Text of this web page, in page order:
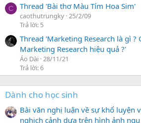
C Thread 'Bài thơ Màu Tím Hoa Sim'
caothutrungky 25/2/09
Trả lời: 5
Thread 'Marketing Research là gì ?
Marketing Research hiệu quả ?'
Áo Dài 28/11/21
Trả lời: 6
Dành cho học sinh
Bài văn nghị luận về sự khổ luyện
nghịch cảnh dựa trên hình ảnh